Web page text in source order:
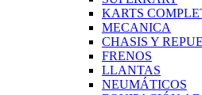
KARTS
MECANICA
CHASIS Y
FRENOS
LLANTAS
NEUMÁTICOS